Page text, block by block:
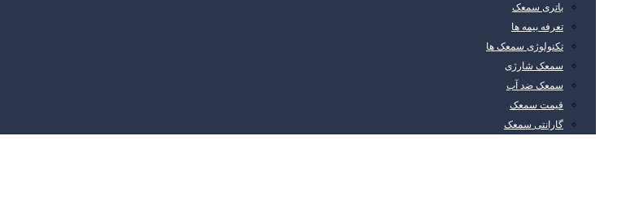
باتری سمعک
تعرفه بیمه ها
تکنولوژی سمعک ها
سمعک شارژی
سمعک ضد آب
قیمت سمعک
گارانتی سمعک